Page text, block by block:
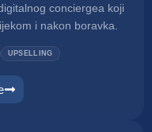
conciergea koji
i nakon boravka.
UPSELLING